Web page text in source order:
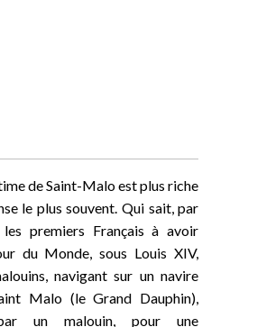
de Saint-Malo est plus riche
le plus souvent. Qui sait, par
les premiers Français à avoir
du Monde, sous Louis XIV,
navigant sur un navire
Malo (le Grand Dauphin),
un malouin, pour une